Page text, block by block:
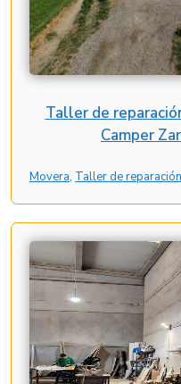
Taller de
Camper
Movera, Taller de